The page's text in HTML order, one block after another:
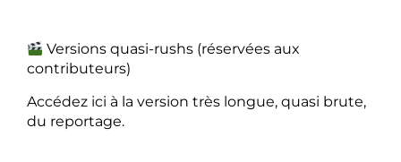
Versions quasi-rushs (réservées aux
contributeurs)
Accédez ici à la version très longue, quasi brute,
du reportage.